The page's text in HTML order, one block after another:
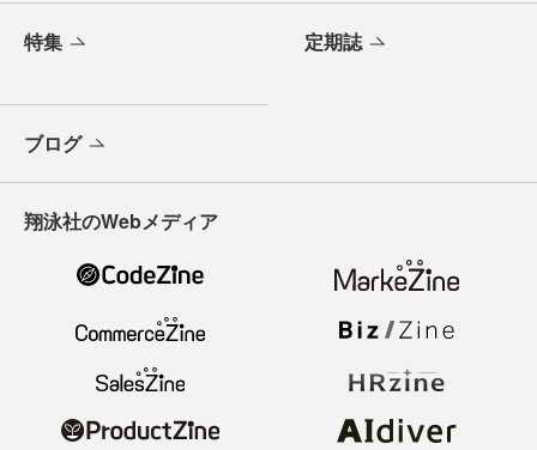
特集 定期誌
ブログ
翔泳社のWebメディア